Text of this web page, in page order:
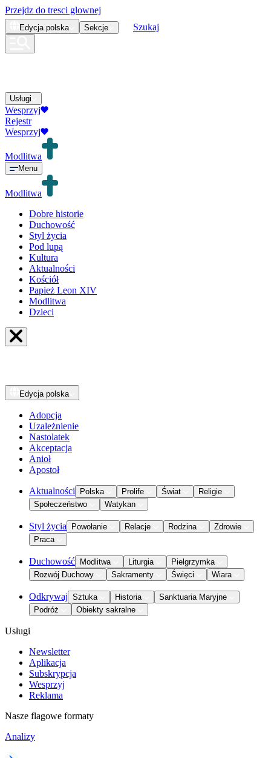
Przejdz do tresci glownej
Edycja polska Sekcje Szukaj
Usługi
Wesprzyj
Rejestr
Wesprzyj
Modlitwa
Menu
Modlitwa
Dobre historie
Duchowość
Styl życia
Pod lupą
Kultura
Aktualności
Kościół
Papież Leon XIV
Modlitwa
Dzieci
Edycja polska
Adopcja
Uzależnienie
Nastolatek
Akceptacja
Anioł
Apostoł
Aktualności Polska Prolife Świat
Religie
Społeczeństwo
Watykan
Styl życia Powołanie Relacje Rodzina
Zdrowie
Praca
Duchowość Modlitwa Liturgia
Pielgrzymka
Rozwój Duchowy
Sakramenty Święci Wiara
Odkrywaj Sztuka Historia
Sanktuaria Maryjne
Podróż
Obiekty sakralne
Usługi
Newsletter
Aplikacja
Subskrypcja
Wesprzyj
Reklama
Nasze flagowe formaty
Analizy